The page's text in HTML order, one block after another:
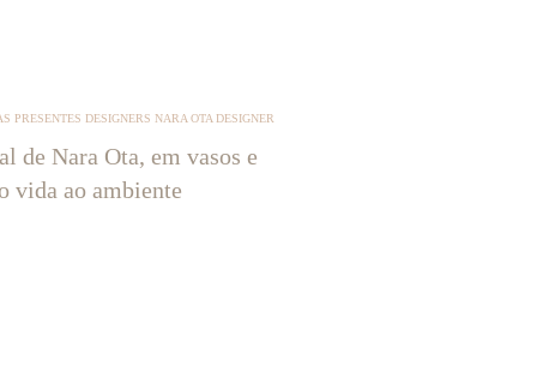
PRESENTES DESIGNERS NARA OTA DESIGNER
de Nara Ota, em vasos e
vida ao ambiente